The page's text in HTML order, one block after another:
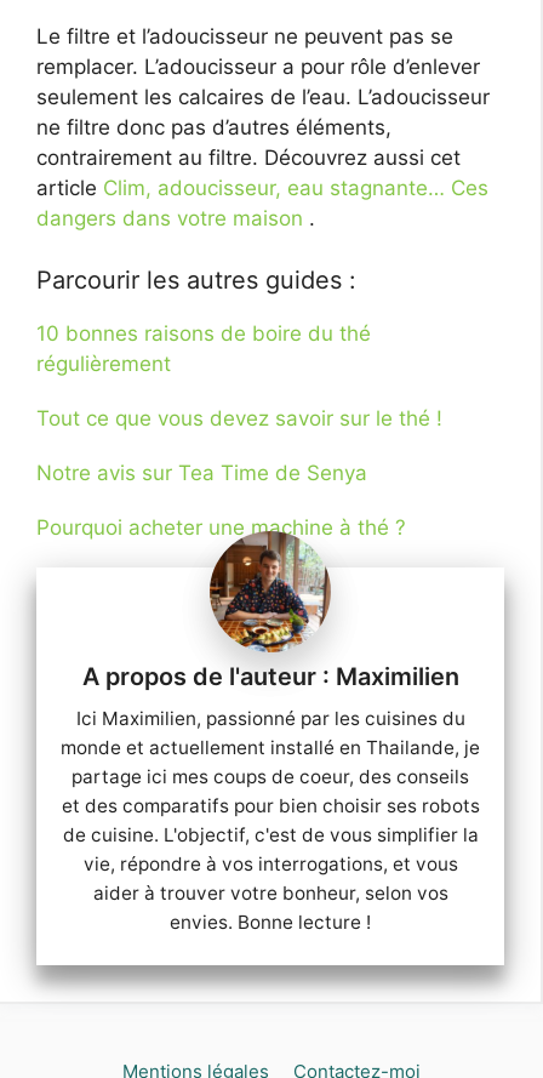
Le filtre et l’adoucisseur ne peuvent pas se
remplacer. L’adoucisseur a pour rôle d’enlever
seulement les calcaires de l’eau. L’adoucisseur
ne filtre donc pas d’autres éléments,
contrairement au filtre. Découvrez aussi cet
article Clim, adoucisseur, eau stagnante… Ces
dangers dans votre maison .
Parcourir les autres guides :
10 bonnes raisons de boire du thé
régulièrement
Tout ce que vous devez savoir sur le thé !
Notre avis sur Tea Time de Senya
Pourquoi acheter une machine à thé ?
Maximilien
Ici Maximilien, passionné par les cuisines du
monde et actuellement installé en Thailande, je
partage ici mes coups de coeur, des conseils
et des comparatifs pour bien choisir ses robots
de cuisine. L'objectif, c'est de vous simplifier la
vie, répondre à vos interrogations, et vous
aider à trouver votre bonheur, selon vos
envies. Bonne lecture !
Mentions légales Contactez-moi